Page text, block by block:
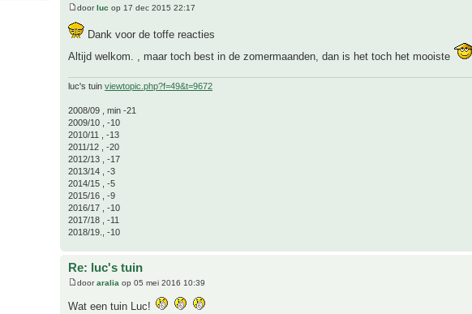
doorluc op 17 dec 2015 22:17
Dank voor de toffe reacties
Altijd welkom. , maar toch best in de zomermaanden, dan is het toch het mooiste
luc's tuin viewtopic.php?f=49&t=9672
2008/09 , min -21
2009/10 , -10
2010/11 , -13
2011/12 , -20
2012/13 , -17
2013/14 , -3
2014/15 , -5
2015/16 , -9
2016/17 , -10
2017/18 , -11
2018/19., -10
Re: luc's tuin
dooraralia op 05 mei 2016 10:39
Wat een tuin Luc!